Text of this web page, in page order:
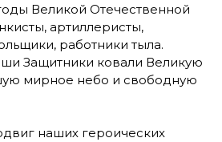
Великой Отечественной
артиллеристы,
работники тыла.
Защитники ковали Великую
мирное небо и свободную
наших героических